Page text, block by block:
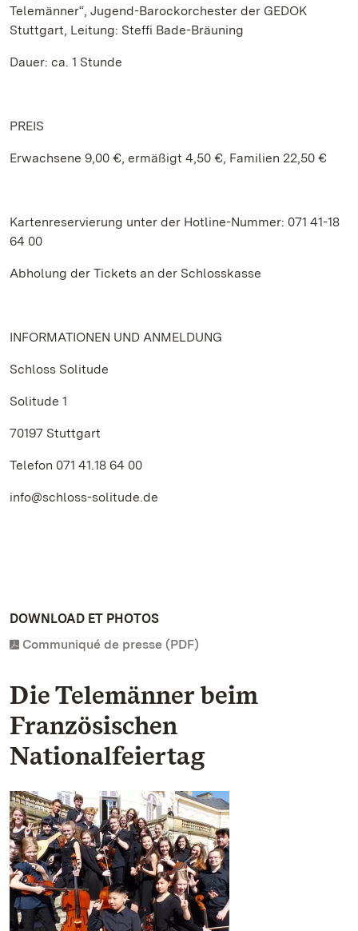
Telemänner“, Jugend-Barockorchester der GEDOK
Stuttgart, Leitung: Steffi Bade-Bräuning
Dauer: ca. 1 Stunde
PREIS
Erwachsene 9,00 €, ermäßigt 4,50 €, Familien 22,50 €
Kartenreservierung unter der Hotline-Nummer: 071 41-18
64 00
Abholung der Tickets an der Schlosskasse
INFORMATIONEN UND ANMELDUNG
Schloss Solitude
Solitude 1
70197 Stuttgart
Telefon 071 41.18 64 00
info@schloss-solitude.de
DOWNLOAD ET PHOTOS
Communiqué de presse (PDF)
Die Telemänner beim
Französischen
Nationalfeiertag